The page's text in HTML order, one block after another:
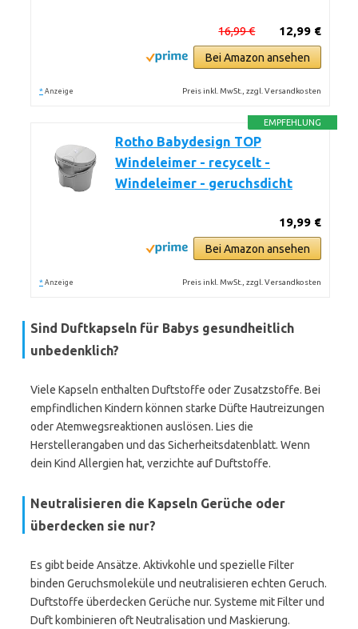
12,99 €
16,99 €
Bei Amazon ansehen
* Anzeige Preis inkl. MwSt., zzgl. Versandkosten
EMPFEHLUNG
Rotho Babydesign TOP
Windeleimer - recycelt -
Windeleimer - geruchsdicht
19,99 €
Bei Amazon ansehen
* Anzeige Preis inkl. MwSt., zzgl. Versandkosten
Sind Duftkapseln für Babys gesundheitlich
unbedenklich?
Viele Kapseln enthalten Duftstoffe oder Zusatzstoffe. Bei
empfindlichen Kindern können starke Düfte Hautreizungen
oder Atemwegsreaktionen auslösen. Lies die
Herstellerangaben und das Sicherheitsdatenblatt. Wenn
dein Kind Allergien hat, verzichte auf Duftstoffe.
Neutralisieren die Kapseln Gerüche oder
überdecken sie nur?
Es gibt beide Ansätze. Aktivkohle und spezielle Filter
binden Geruchsmoleküle und neutralisieren echten Geruch.
Duftstoffe überdecken Gerüche nur. Systeme mit Filter und
Duft kombinieren oft Neutralisation und Maskierung.